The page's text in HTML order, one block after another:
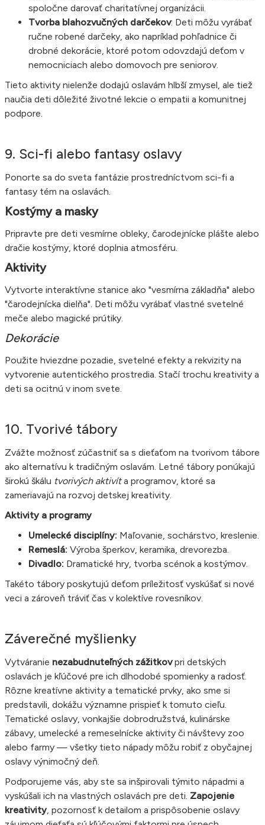
spoločne darovať charitatívnej organizácii.
Tvorba blahozvučných darčekov: Deti môžu vyrábať
ručne robené darčeky, ako napríklad pohľadnice či
drobné dekorácie, ktoré potom odovzdajú deťom v
nemocniciach alebo domovoch pre seniorov.
Tieto aktivity nielenže dodajú oslavám hlbší zmysel, ale tiež
naučia deti dôležité životné lekcie o empatii a komunitnej
podpore.
9. Sci-fi alebo fantasy oslavy
Ponorte sa do sveta fantázie prostredníctvom sci-fi a
fantasy tém na oslavách.
Kostýmy a masky
Pripravte pre deti vesmírne obleky, čarodejnícke plášte alebo
dračie kostýmy, ktoré doplnia atmosféru.
Aktivity
Vytvorte interaktívne stanice ako "vesmírna základňa" alebo
"čarodejnícka dielňa". Deti môžu vyrábať vlastné svetelné
meče alebo magické prútiky.
Dekorácie
Použite hviezdne pozadie, svetelné efekty a rekvizity na
vytvorenie autentického prostredia. Stačí trochu kreativity a
deti sa ocitnú v inom svete.
10. Tvorivé tábory
Zvážte možnosť zúčastniť sa s dieťaťom na tvorivom tábore
ako alternatívu k tradičným oslavám. Letné tábory ponúkajú
širokú škálu tvorivých aktivíta programov, ktoré sa
zameriavajú na rozvoj detskej kreativity.
Aktivity a programy
Umelecké disciplíny: Maľovanie, sochárstvo, kreslenie.
Remeslá: Výroba šperkov, keramika, drevorezba.
Divadlo: Dramatické hry, tvorba scénok a kostýmov.
Takéto tábory poskytujú deťom príležitosť vyskúšať si nové
veci a zároveň tráviť čas v kolektíve rovesníkov.
Záverečné myšlienky
Vytváranie nezabudnuteľných zážitkovpri detských
oslavách je kľúčové pre ich dlhodobé spomienky a radosť.
Rôzne kreatívne aktivity a tematické prvky, ako sme si
predstavili, dokážu významne prispieť k tomuto cieľu.
Tematické oslavy, vonkajšie dobrodružstvá, kulinárske
zábavy, umelecké a remeselnícke aktivity či návštevy zoo
alebo farmy — všetky tieto nápady môžu robiť z obyčajnej
oslavy výnimočný deň.
Podporujeme vás, aby ste sa inšpirovali týmito nápadmi a
vyskúšali ich na vlastných oslavách pre deti. Zapojenie
kreativity, pozornosť k detailom a prispôsobenie oslavy